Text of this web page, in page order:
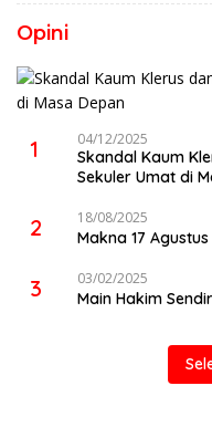
Opini
1 04/12/2025
Skandal Kaum
Sekuler Umat di
2 18/08/2025
Makna 17
3 03/02/2025
Main Hakim